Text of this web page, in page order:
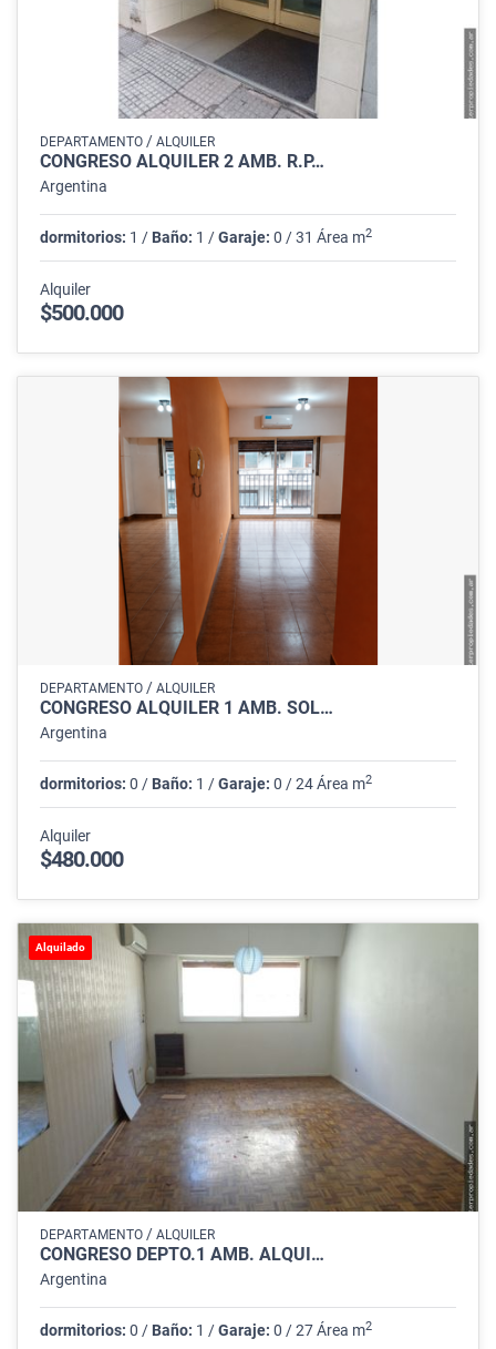
DEPARTAMENTO / ALQUILER
CONGRESO ALQUILER 2 AMB. R.P…
Argentina
dormitorios: 1 / Baño: 1 /Garaje: 0 / 31 Área m2
Alquiler
$500.000
DEPARTAMENTO / ALQUILER
CONGRESO ALQUILER 1 AMB. SOL…
Argentina
dormitorios: 0 / Baño: 1 /Garaje: 0 / 24 Área m2
Alquiler
$480.000
Alquilado
DEPARTAMENTO / ALQUILER
CONGRESO DEPTO.1 AMB. ALQUI…
Argentina
dormitorios: 0 / Baño: 1 /Garaje: 0 / 27 Área m2